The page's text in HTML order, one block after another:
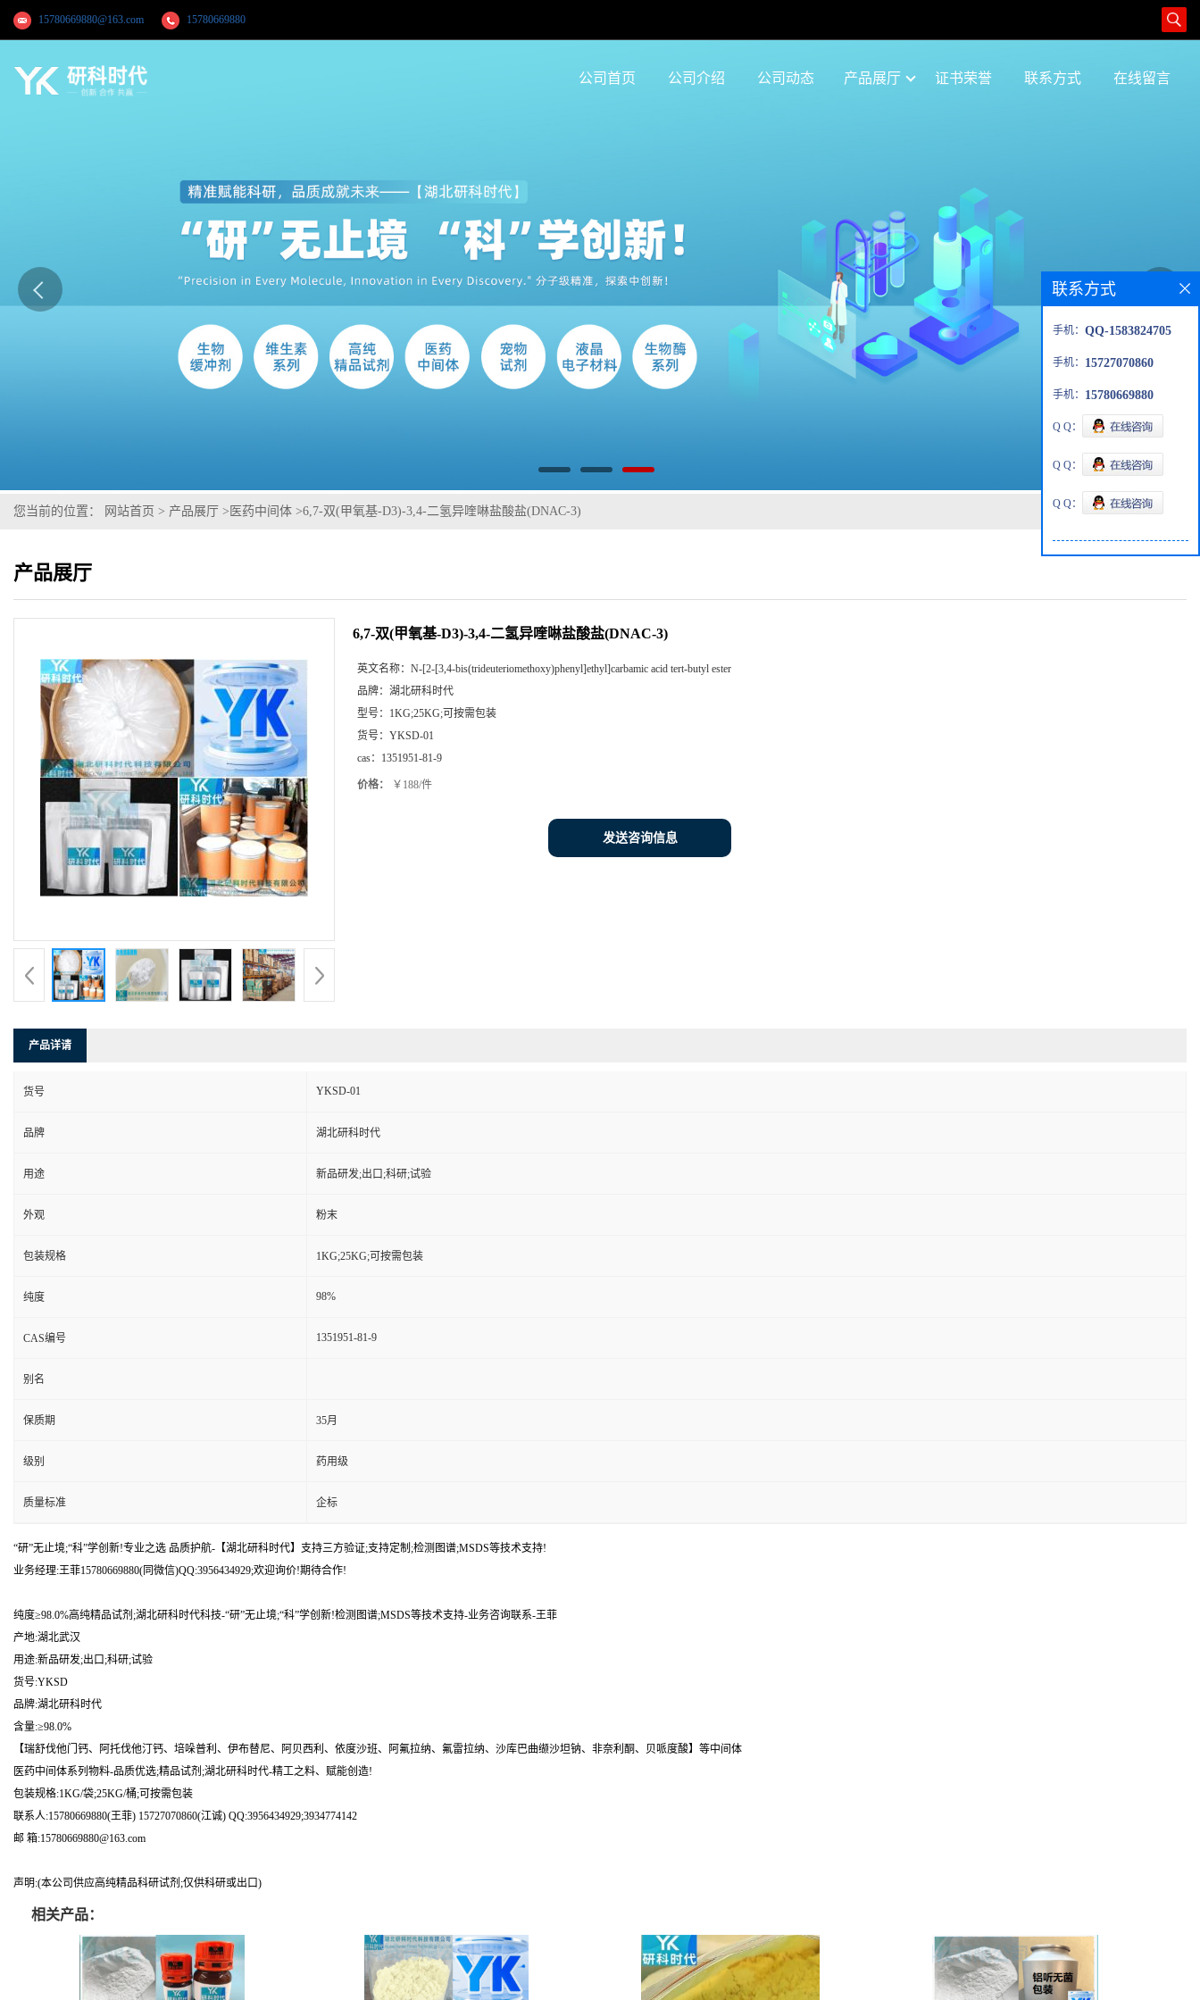
15780669880@163.com 15780669880
公司首页 公司介绍 公司动态 产品展厅 证书荣誉 联系方式 在线留言
您当前的位置： 网站首页 > 产品展厅 > 医药中间体 >6,7-双(甲氧基-D3)-3,4-二氢异喹啉盐酸盐(DNAC-3)
产品展厅
6,7-双(甲氧基-D3)-3,4-二氢异喹啉盐酸盐(DNAC-3)
英文名称： N-[2-[3,4-bis(trideuteriomethoxy)phenyl]ethyl]carbamic acid tert-butyl ester
品牌： 湖北研科时代
型号： 1KG;25KG;可按需包装
货号： YKSD-01
cas： 1351951-81-9
价格： ￥188/件
发送咨询信息
产品详请
货号 YKSD-01
品牌 湖北研科时代
用途 新品研发;出口;科研;试验
外观 粉末
包装规格 1KG;25KG;可按需包装
纯度 98%
CAS编号 1351951-81-9
别名
保质期 35月
级别 药用级
质量标准 企标
“研”无止境;“科”学创新!专业之选 品质护航-【湖北研科时代】支持三方验证;支持定制;检测图谱;MSDS等技术支持!
业务经理:王菲15780669880(同微信)QQ:3956434929;欢迎询价!期待合作!
纯度≥98.0%高纯精品试剂;湖北研科时代科技-“研”无止境;“科”学创新!检测图谱;MSDS等技术支持-业务咨询联系-王菲
产地:湖北武汉
用途:新品研发;出口;科研;试验
货号:YKSD
品牌:湖北研科时代
含量:≥98.0%
【瑞舒伐他门钙、阿托伐他汀钙、培哚普利、伊布替尼、阿贝西利、依度沙班、阿氟拉纳、氟雷拉纳、沙库巴曲缬沙坦钠、非奈利酮、贝哌度酸】等中间体
医药中间体系列物料-品质优选;精品试剂;湖北研科时代-精工之料、赋能创造!
包装规格:1KG/袋;25KG/桶;可按需包装
联系人:15780669880(王菲) 15727070860(江诚) QQ:3956434929;3934774142
邮 箱:15780669880@163.com
声明:(本公司供应高纯精品科研试剂;仅供科研或出口)
相关产品：
联系方式
手机： QQ-1583824705
手机： 15727070860
手机： 15780669880
Q Q：
Q Q：
Q Q：